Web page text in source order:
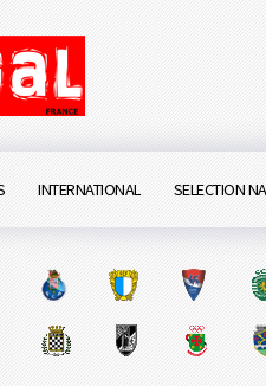
INTERNATIONAL SELECTION